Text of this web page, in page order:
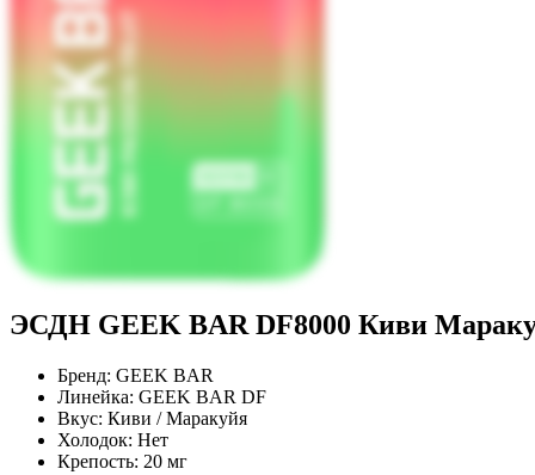
ЭСДН GEEK BAR DF8000 Киви
Бренд: GEEK BAR
Линейка: GEEK BAR DF
Вкус: Киви / Маракуйя
Холодок: Нет
Крепость: 20 мг